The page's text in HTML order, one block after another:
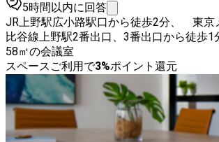
5時間以内に回答
JR上野駅広小路駅口から徒歩2分、 東京
比谷線上野駅2番出口、3番出口から徒歩1
58㎡の会議室
スペースご利用で3%ポイント還元